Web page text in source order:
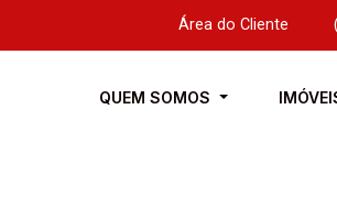
Área do Cliente
QUEM SOMOS